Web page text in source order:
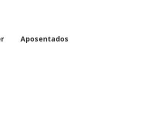
Aposentados